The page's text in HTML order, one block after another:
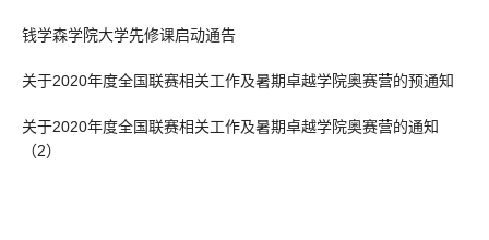
钱学森学院大学先修课启动通告
关于2020年度全国联赛相关工作及暑期卓越学院奥赛营的预通知
关于2020年度全国联赛相关工作及暑期卓越学院奥赛营的通知
（2）